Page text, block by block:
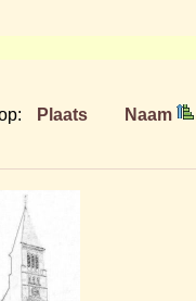
Plaats Naam